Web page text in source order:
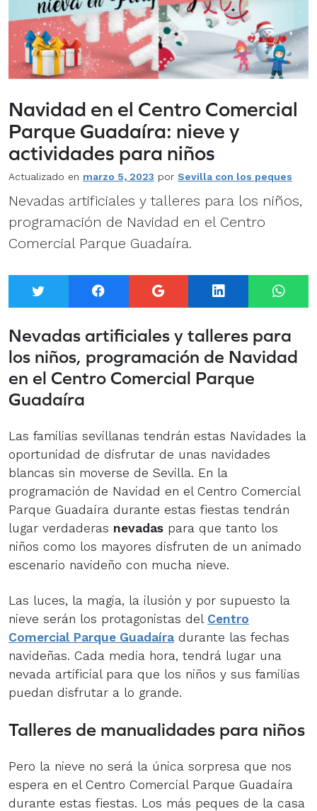
Navidad en el Centro Comercial
Parque Guadaíra: nieve y
actividades para niños
Actualizado en marzo 5, 2023 por Sevilla con los peques
Nevadas artificiales y talleres para los niños,
programación de Navidad en el Centro
Comercial Parque Guadaíra.
Twitter Facebook Google+ LinkedIn
Nevadas artificiales y talleres para
los niños, programación de Navidad
en el Centro Comercial Parque
Guadaíra
Las familias sevillanas tendrán estas Navidades la
oportunidad de disfrutar de unas navidades
blancas sin moverse de Sevilla. En la
programación de Navidad en el Centro Comercial
Parque Guadaíra durante estas fiestas tendrán
lugar verdaderas nevadas para que tanto los
niños como los mayores disfruten de un animado
escenario navideño con mucha nieve.
Las luces, la magia, la ilusión y por supuesto la
nieve serán los protagonistas del Centro
Comercial Parque Guadaíradurante las fechas
navideñas. Cada media hora, tendrá lugar una
nevada artificial para que los niños y sus familias
puedan disfrutar a lo grande.
Talleres de manualidades para niños
Pero la nieve no será la única sorpresa que nos
espera en el Centro Comercial Parque Guadaíra
durante estas fiestas. Los más peques de la casa